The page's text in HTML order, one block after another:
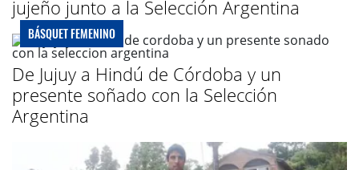
jujeño junto a la Selección Argentina
BÁSQUET FEMENINO
De Jujuy a Hindú de Córdoba y un
presente soñado con la Selección
Argentina